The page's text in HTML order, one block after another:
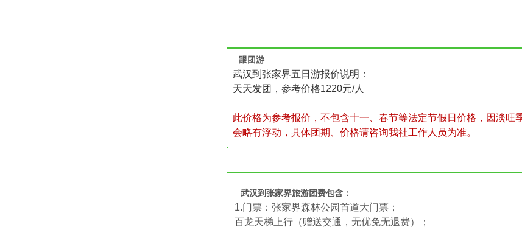
跟团游
武汉到张家界五日游报价说明：
天天发团，参考价格1220元/人
此价格为参考报价，不包含十一、春节等法定节假日价格，因淡旺
会略有浮动，具体团期、价格请咨询我社工作人员为准。
武汉到张家界旅游团费包含：
1.门票：张家界森林公园首道大门票；
百龙天梯上行（赠送交通，无优免无退费）；